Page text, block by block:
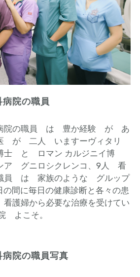
院の職員
病院の職員 は 豊か経験 が あ
が 二人 いますーヴィタリ
と ロマン カルジニイ博
ア グニロシクレンコ、9人 看
は 家族のような グルップ
の間に毎日の健康診断と各々の患
看護婦から必要な治療を受けてい
よこそ。
院の職員写真